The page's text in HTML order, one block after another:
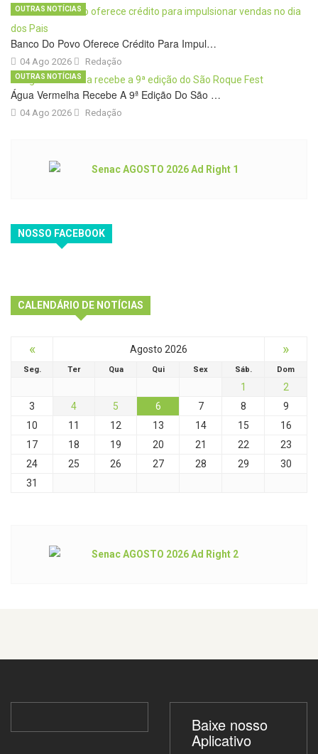
Banco Do Povo Oferece Crédito Para Impul…
04 Ago 2026
OUTRAS NOTÍCIAS
Redação
Água Vermelha Recebe A 9ª Edição Do São …
04 Ago 2026
OUTRAS NOTÍCIAS
Redação
NOSSO FACEBOOK
CALENDÁRIO DE NOTÍCIAS
« Agosto 2026 »
Seg. Ter Qua Qui Sex Sáb. Dom
1
2
3
4 5 6 7 8
9
10
11 12 13 14 15
16
17
18 19 20 21 22
23
24
25 26 27 28 29
30
31
Baixe nosso
Aplicativo